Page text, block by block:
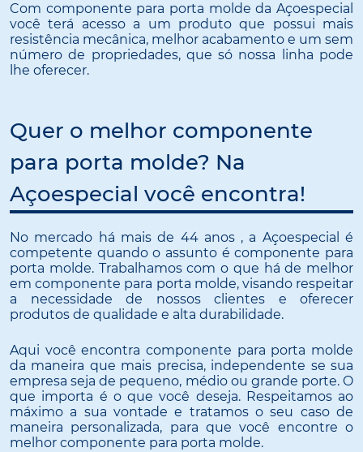
Com componente para porta molde da Açoespecial
você terá acesso a um produto que possui mais
resistência mecânica, melhor acabamento e um sem
número de propriedades, que só nossa linha pode
lhe oferecer.
Quer o melhor componente
para porta molde? Na
Açoespecial você encontra!
No mercado há mais de 44 anos , a Açoespecial é
competente quando o assunto é componente para
porta molde. Trabalhamos com o que há de melhor
em componente para porta molde, visando respeitar
a necessidade de nossos clientes e oferecer
produtos de qualidade e alta durabilidade.
Aqui você encontra componente para porta molde
da maneira que mais precisa, independente se sua
empresa seja de pequeno, médio ou grande porte. O
que importa é o que você deseja. Respeitamos ao
máximo a sua vontade e tratamos o seu caso de
maneira personalizada, para que você encontre o
melhor componente para porta molde.